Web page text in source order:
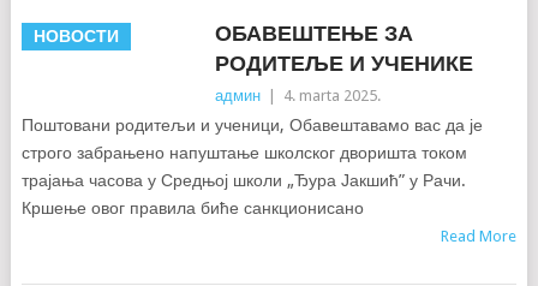
НОВОСТИ
ОБАВЕШТЕЊЕ ЗА
РОДИТЕЉЕ И УЧЕНИКЕ
админ 4. marta 2025.
Поштовани родитељи и ученици, Обавештавамо вас да је
строго забрањено напуштање школског дворишта током
трајања часова у Средњој школи „Ђура Јакшић” у Рачи.
Кршење овог правила биће санкционисано
Read More